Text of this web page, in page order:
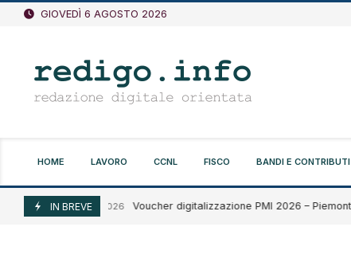
Vai
GIOVEDÌ 6 AGOSTO 2026
HOME LAVORO CCNL FISCO BANDI E CONTRIBUTI
IN BREVE
Agosto 5, 2026 Voucher digitalizzazione PMI 2026 – Piemonte